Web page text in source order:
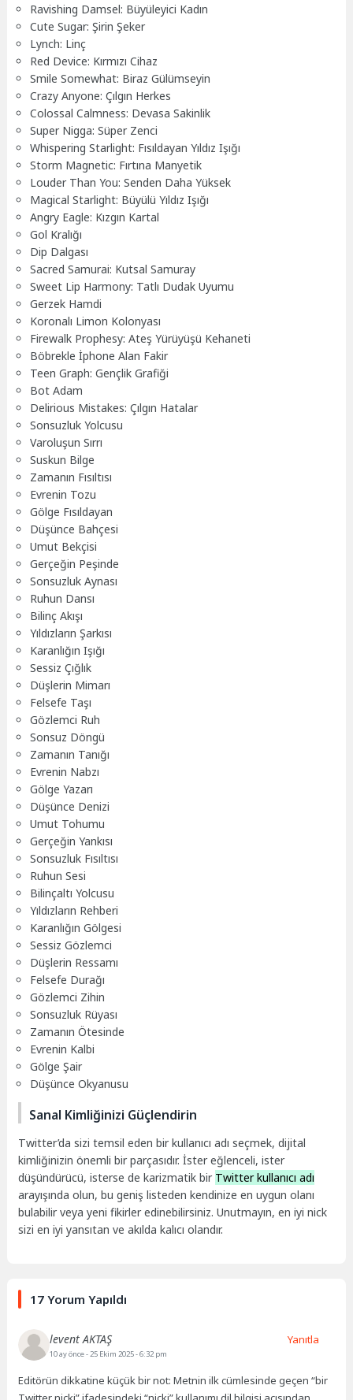
Ravishing Damsel: Büyüleyici Kadın
Cute Sugar: Şirin Şeker
Lynch: Linç
Red Device: Kırmızı Cihaz
Smile Somewhat: Biraz Gülümseyin
Crazy Anyone: Çılgın Herkes
Colossal Calmness: Devasa Sakinlik
Super Nigga: Süper Zenci
Whispering Starlight: Fısıldayan Yıldız Işığı
Storm Magnetic: Fırtına Manyetik
Louder Than You: Senden Daha Yüksek
Magical Starlight: Büyülü Yıldız Işığı
Angry Eagle: Kızgın Kartal
Gol Kralığı
Dip Dalgası
Sacred Samurai: Kutsal Samuray
Sweet Lip Harmony: Tatlı Dudak Uyumu
Gerzek Hamdi
Koronalı Limon Kolonyası
Firewalk Prophesy: Ateş Yürüyüşü Kehaneti
Böbrekle İphone Alan Fakir
Teen Graph: Gençlik Grafiği
Bot Adam
Delirious Mistakes: Çılgın Hatalar
Sonsuzluk Yolcusu
Varoluşun Sırrı
Suskun Bilge
Zamanın Fısıltısı
Evrenin Tozu
Gölge Fısıldayan
Düşünce Bahçesi
Umut Bekçisi
Gerçeğin Peşinde
Sonsuzluk Aynası
Ruhun Dansı
Bilinç Akışı
Yıldızların Şarkısı
Karanlığın Işığı
Sessiz Çığlık
Düşlerin Mimarı
Felsefe Taşı
Gözlemci Ruh
Sonsuz Döngü
Zamanın Tanığı
Evrenin Nabzı
Gölge Yazarı
Düşünce Denizi
Umut Tohumu
Gerçeğin Yankısı
Sonsuzluk Fısıltısı
Ruhun Sesi
Bilinçaltı Yolcusu
Yıldızların Rehberi
Karanlığın Gölgesi
Sessiz Gözlemci
Düşlerin Ressamı
Felsefe Durağı
Gözlemci Zihin
Sonsuzluk Rüyası
Zamanın Ötesinde
Evrenin Kalbi
Gölge Şair
Düşünce Okyanusu
Sanal Kimliğinizi Güçlendirin
Twitter’da sizi temsil eden bir kullanıcı adı seçmek, dijital
kimliğinizin önemli bir parçasıdır. İster eğlenceli, ister
düşündürücü, isterse de karizmatik bir Twitter kullanıcı adı
arayışında olun, bu geniş listeden kendinize en uygun olanı
bulabilir veya yeni fikirler edinebilirsiniz. Unutmayın, en iyi nick
sizi en iyi yansıtan ve akılda kalıcı olandır.
17 Yorum Yapıldı
levent AKTAŞ
10 ay önce- 25 Ekim 2025 - 6:32 pm
Editörün dikkatine küçük bir not: Metnin ilk cümlesinde geçen “bir
Yanıtla